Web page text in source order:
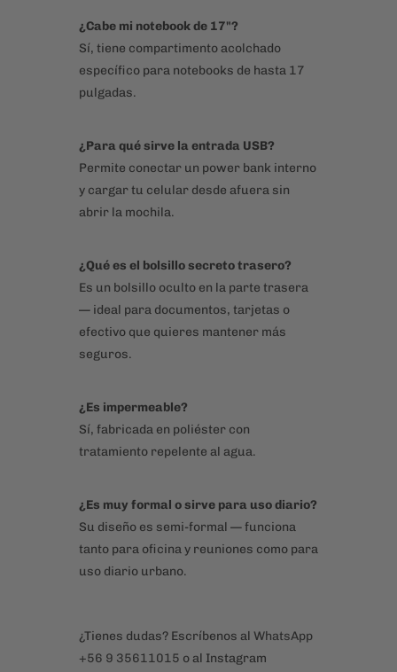
Permite conectar un power bank interno
y cargar tu celular desde afuera sin
abrir la mochila.
Es un bolsillo oculto en la parte trasera
— ideal para documentos, tarjetas o
efectivo que quieres mantener más
seguros.
¿Es impermeable?
Sí, fabricada en poliéster con
tratamiento repelente al agua.
tanto para oficina y reuniones como para
uso diario urbano.
¿Tienes dudas? Escríbenos alWhatsApp
+56 9 35611015o al Instagram
@zucca.cl